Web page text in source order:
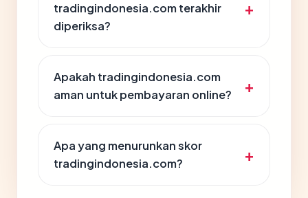
tradingindonesia.com terakhir
diperiksa?
Apakah tradingindonesia.com
aman untuk pembayaran online?
Apa yang menurunkan skor
tradingindonesia.com?